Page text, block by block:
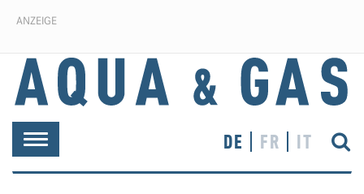
ANZEIGE
Toggle
navigation
DE FR IT